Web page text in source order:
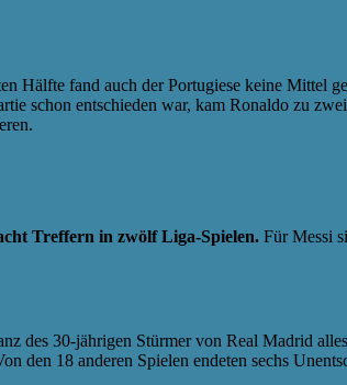
Hälfte fand auch der Portugiese keine Mittel
schon entschieden war, kam Ronaldo zu
Treffern in zwölf Liga-Spielen. Für Messi
des 30-jährigen Stürmer von Real Madrid
den 18 anderen Spielen endeten sechs